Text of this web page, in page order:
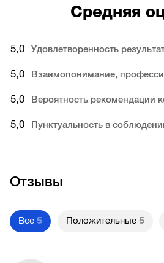
Средняя
5,0 Удовлетворенность
5,0 Взаимопонимание,
5,0 Вероятность рекомендации
5,0 Пунктуальность в
Отзывы
Все 5 Положительные 5